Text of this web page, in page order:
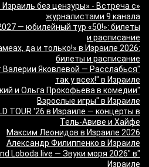
без цензуры» - Встреча с
журналистами 9 канала
— юбилейный тур «50!»: билеты
и расписание
да и только!» в Израиле 2026:
билеты и расписание
Валерии Яковлевой — Расслабься
так у всех!" в Израиле
и Ольга Прокофьева в комедии
Взрослые игры" в Израиле
TOUR '26 в Израиле — концерты в
Тель-Авиве и Хайфе
Максим Леонидов в Израиле 2026
Александр Филиппенко в Израиле
Loboda live — Звуки моря 2026" в
Израиле